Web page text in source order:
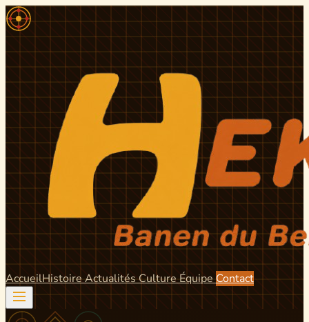
AccueilHistoire ActualitésCulture Équipe Contact